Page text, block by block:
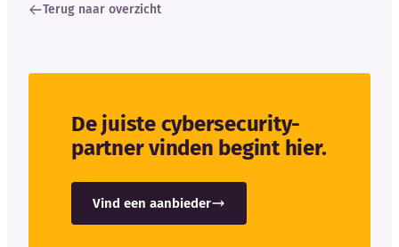
Terug naar overzicht
De juiste cybersecurity-
partner vinden begint hier.
Vind een aanbieder